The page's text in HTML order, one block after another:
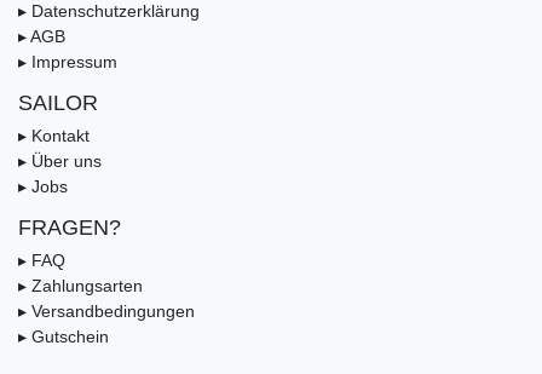
▸ Datenschutzerklärung
▸ AGB
▸ Impressum
SAILOR
▸ Kontakt
▸ Über uns
▸ Jobs
FRAGEN?
▸ FAQ
▸ Zahlungsarten
▸ Versandbedingungen
▸ Gutschein